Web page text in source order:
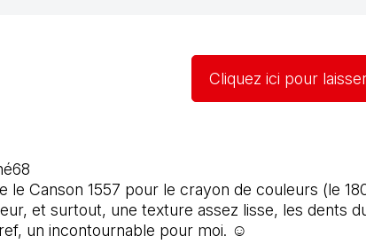
Cliquez ici pour
le Canson 1557 pour le crayon de couleurs (le
et surtout, une texture assez lisse, les dents
un incontournable pour moi. ☺️